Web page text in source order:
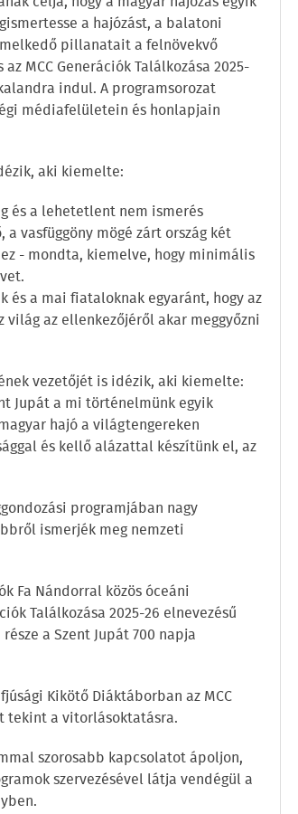
a hajózást, a balatoni
pillanatait a felnövekvő
MCC Generációk Találkozása 2025-
indul. A programsorozat
médiafelületein és honlapjain
aki kiemelte:
és a lehetetlent nem ismerés
vasfüggöny mögé zárt ország két
- mondta, kiemelve, hogy minimális
és a mai fiataloknak egyaránt, hogy az
az ellenkezőjéről akar meggyőzni
vezetőjét is idézik, aki kiemelte:
Jupát a mi történelmünk egyik
hajó a világtengereken
és kellő alázattal készítünk el, az
programjában nagy
ismerjék meg nemzeti
Fa Nándorral közös óceáni
Találkozása 2025-26 elnevezésű
a Szent Jupát 700 napja
Kikötő Diáktáborban az MCC
tekint a vitorlásoktatásra.
szorosabb kapcsolatot ápoljon,
szervezésével látja vendégül a